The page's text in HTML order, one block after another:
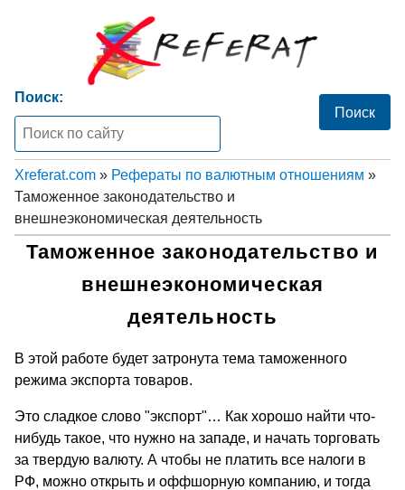
Поиск:
Xreferat.com » Рефераты по валютным отношениям »
Таможенное законодательство и
внешнеэкономическая деятельность
Таможенное законодательство и
внешнеэкономическая
деятельность
В этой работе будет затронута тема таможенного
режима экспорта товаров.
Это сладкое слово "экспорт"… Как хорошо найти что-
нибудь такое, что нужно на западе, и начать торговать
за твердую валюту. А чтобы не платить все налоги в
РФ, можно открыть и оффшорную компанию, и тогда